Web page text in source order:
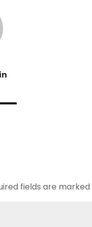
fields are marked